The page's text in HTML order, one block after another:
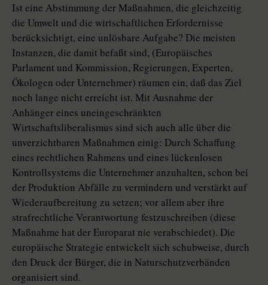
Ist eine Abstimmung der Maßnahmen, die gleichzeitig
die Umwelt und die wirtschaftlichen Erfordernisse
berücksichtigt, eine unlösbare Aufgabe? Die meisten
Instanzen, die damit befaßt sind, (Europäisches
Parlament und Kommission, Regierungen, Experten,
Ökologen oder Unternehmer) räumen ein, daß das Ziel
noch lange nicht erreicht ist. Mit Ausnahme der
Anhänger eines uneingeschränkten
Wirtschaftsliberalismus sind sich auch alle über die
unverzichtbaren Maßnahmen einig: Durch Schaffung
eines rechtlichen Rahmens und eines lückenlosen
Kontrollsystems die Unternehmer anzuhalten, schon bei
der Produktion Abfälle zu vermindern und verstärkt auf
Wiederaufbereitung zu setzen; vor allem aber ihre
strafrechtliche Verantwortung festzuschreiben (diese
Maßnahme hat der Europarat nie verabschiedet). Die
europäische Strategie entwickelt sich schubweise, durch
den Druck der Bürger, die in Naturschutzverbänden
organisiert sind.